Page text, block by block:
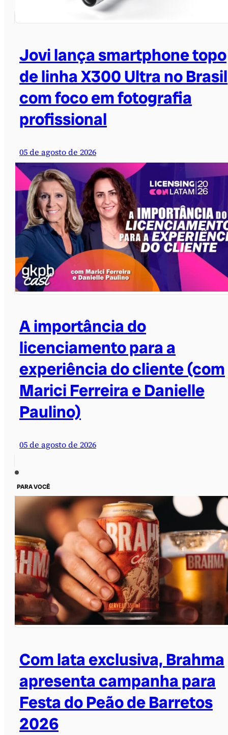
Jovi lança smartphone topo
de linha X300 Ultra no Brasil
com foco em fotografia
profissional
05 de agosto de 2026
A importância do
licenciamento para a
experiência do cliente (com
Marici Ferreira e Danielle
Paulino)
05 de agosto de 2026
PARA VOCÊ
Com lata exclusiva, Brahma
apresenta campanha para
Festa do Peão de Barretos
2026